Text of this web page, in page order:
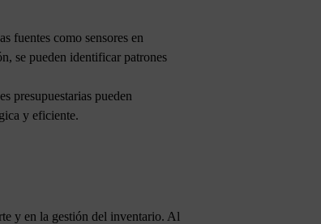
fuentes como sensores en
se pueden identificar patrones
presupuestarias pueden
y eficiente.
y en la gestión del inventario. Al